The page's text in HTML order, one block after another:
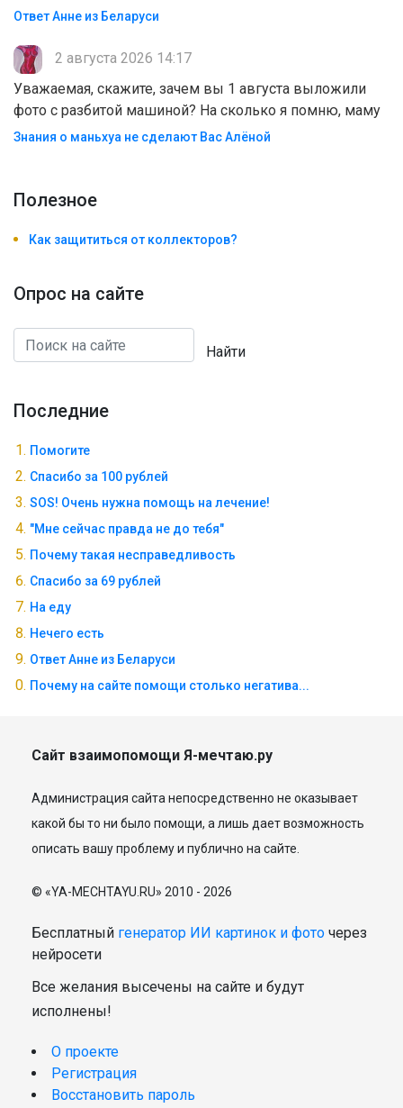
Ответ Анне из Беларуси
2 августа 2026 14:17
Уважаемая, скажите, зачем вы 1 августа выложили
фото с разбитой машиной? На сколько я помню, маму
Знания о маньхуа не сделают Вас Алëной
Полезноe
Как защититься от коллекторов?
Опрос на сайте
Найти
Последние
Помогите
Спасибо за 100 рублей
SOS! Очень нужна помощь на лечение!
"Мне сейчас правда не до тебя"
Почему такая несправедливость
Спасибо за 69 рублей
На еду
Нечего есть
Ответ Анне из Беларуси
Почему на сайте помощи столько негатива...
Сайт взаимопомощи Я-мечтаю.ру
Администрация сайта непосредственно не оказывает
какой бы то ни было помощи, а лишь дает возможность
описать вашу проблему и публично на сайте.
© «YA-MECHTAYU.RU» 2010 - 2026
Бесплатный генератор ИИ картинок и фото через
нейросети
Все желания высечены на сайте и будут
исполнены!
О проекте
Регистрация
Восстановить пароль